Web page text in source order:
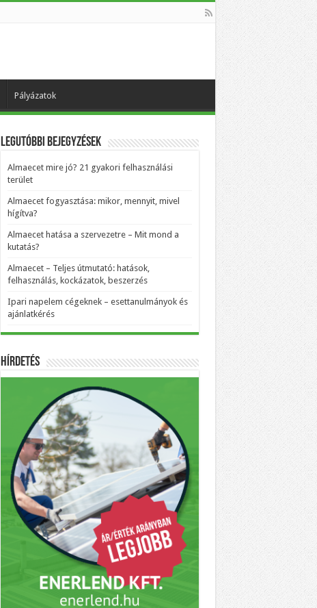
Pályázatok
Legutóbbi bejegyzések
Almaecet mire jó? 21 gyakori felhasználási
terület
Almaecet fogyasztása: mikor, mennyit, mivel
hígítva?
Almaecet hatása a szervezetre – Mit mond a
kutatás?
Almaecet – Teljes útmutató: hatások,
felhasználás, kockázatok, beszerzés
Ipari napelem cégeknek – esettanulmányok és
ajánlatkérés
Hírdetés